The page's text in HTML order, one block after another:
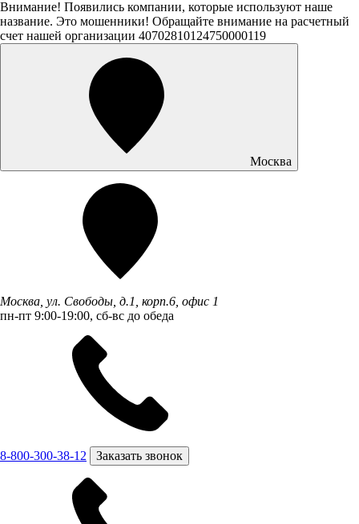
Внимание! Появились компании, которые используют наше
название. Это мошенники! Обращайте внимание на расчетный
счет нашей организации 40702810124750000119
Москва
Москва, ул. Свободы, д.1, корп.6, офис 1
пн-пт 9:00-19:00, сб-вс до обеда
8-800-300-38-12 Заказать звонок